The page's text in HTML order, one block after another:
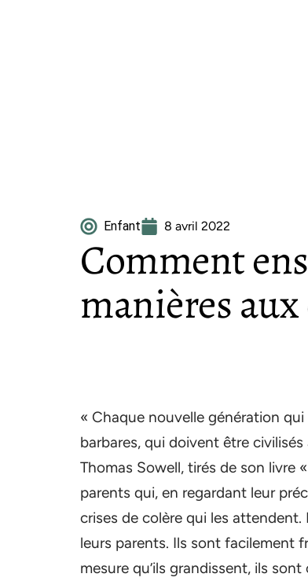
Enfant 8 avril 2022
Comment
manières
« Chaque nouvelle génération
barbares, qui doivent être
Thomas Sowell, tirés de son livre
parents qui, en regardant leur
crises de colère qui les
leurs parents. Ils sont facilement
mesure qu’ils grandissent, ils